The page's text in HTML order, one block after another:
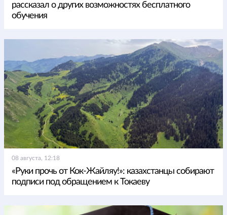
рассказал о других возможностях бесплатного
обучения
08 августа, 12:18
«Руки прочь от Кок-Жайляу!»: казахстанцы собирают
подписи под обращением к Токаеву